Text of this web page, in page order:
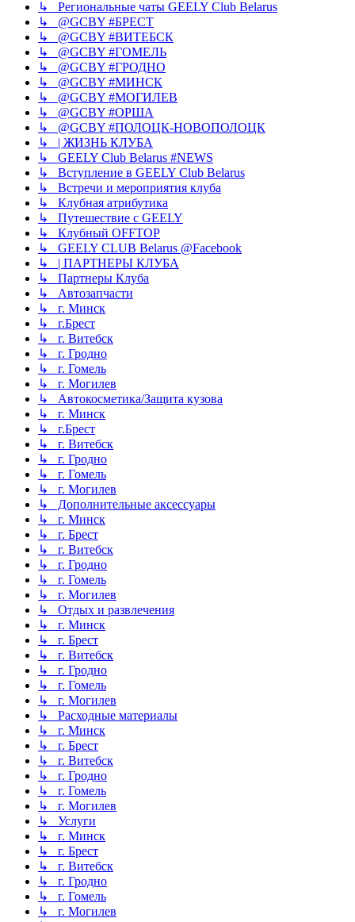
↳ Региональные чаты GEELY Club Belarus
↳ @GCBY #БРЕСТ
↳ @GCBY #ВИТЕБСК
↳ @GCBY #ГОМЕЛЬ
↳ @GCBY #ГРОДНО
↳ @GCBY #МИНСК
↳ @GCBY #МОГИЛЕВ
↳ @GCBY #ОРША
↳ @GCBY #ПОЛОЦК-НОВОПОЛОЦК
↳ | ЖИЗНЬ КЛУБА
↳ GEELY Club Bеlarus #NEWS
↳ Вступление в GEELY Club Belarus
↳ Встречи и мероприятия клуба
↳ Клубная атрибутика
↳ Путешествие с GEELY
↳ Клубный OFFTOP
↳ GEELY CLUB Belarus @Facebook
↳ | ПАРТНЕРЫ КЛУБА
↳ Партнеры Клуба
↳ Автозапчасти
↳ г. Минск
↳ г.Брест
↳ г. Витебск
↳ г. Гродно
↳ г. Гомель
↳ г. Могилев
↳ Автокосметика/Защита кузова
↳ г. Минск
↳ г.Брест
↳ г. Витебск
↳ г. Гродно
↳ г. Гомель
↳ г. Могилев
↳ Дополнительные аксессуары
↳ г. Минск
↳ г. Брест
↳ г. Витебск
↳ г. Гродно
↳ г. Гомель
↳ г. Могилев
↳ Отдых и развлечения
↳ г. Минск
↳ г. Брест
↳ г. Витебск
↳ г. Гродно
↳ г. Гомель
↳ г. Могилев
↳ Расходные материалы
↳ г. Минск
↳ г. Брест
↳ г. Витебск
↳ г. Гродно
↳ г. Гомель
↳ г. Могилев
↳ Услуги
↳ г. Минск
↳ г. Брест
↳ г. Витебск
↳ г. Гродно
↳ г. Гомель
↳ г. Могилев